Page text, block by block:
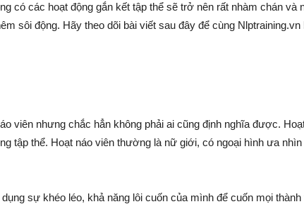
có các hoạt động gắn kết tập thể sẽ trở nên rất nhàm chán và
sôi động. Hãy theo dõi bài viết sau đây để cùng Nlptraining.vn
viên nhưng chắc hẳn không phải ai cũng định nghĩa được.
tập thể. Hoạt náo viên thường là nữ giới, có ngoại hình ưa
sự khéo léo, khả năng lôi cuốn của mình để cuốn mọi